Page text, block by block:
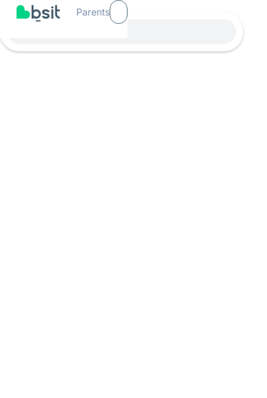
Parents